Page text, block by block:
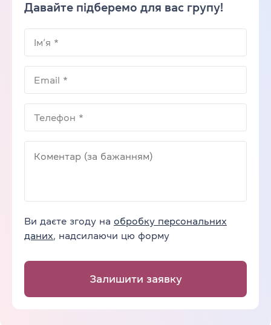
Давайте підберемо для вас групу!
Ви даєте згоду на обробку персональних
даних , надсилаючи цю форму
Залишити заявку